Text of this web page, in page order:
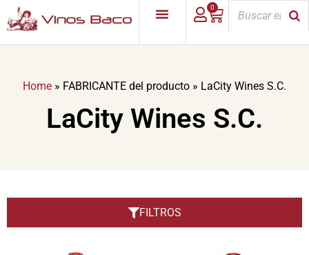
0
Home » FABRICANTE del producto » LaCity Wines S.C.
LaCity Wines S.C.
FILTROS